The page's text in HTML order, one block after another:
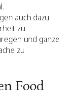
auch dazu
zu
und ganze
zu
Food